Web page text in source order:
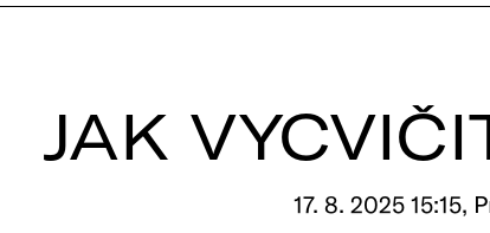
JAK
17. 8. 2025 15:15,